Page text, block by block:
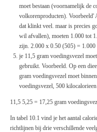
moet bestaan (voornamelijk de
volkorenproducten). Voorbeeld'
dat klinkt veel. maar is precies
wil afvallen), moeten 1.000 tot
zijn. 2.000 x 0.50 (505) =
je 11,5 gram voedingsvezel
gebruikt. Voorbeeld. Op een
gram voedingsvezel moet
voedingsvezel, 500
11,5 5,25 = 17,25 gram
In tabel 10.1 vind je het aantal
richtlijnen bij drie verschillende